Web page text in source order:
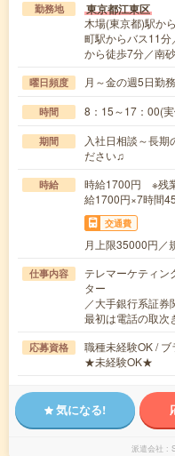
勤務地 東京都江東区
木場(東京都)駅か
町駅からバス11
から徒歩7分／南
曜日頻度 月～金の週5日勤
時間 8：15～17：00(
期間
入社日相談～長
ださい♫
時給
時給1700円 ※残
給1700円×7時間
交通費
月上限35000円／
仕事内容
テレマーケティン
ター
／大手銀行系証券
最初は電話の取
応募資格
職種未経験OK /
★未経験OK★
気になる!
派遣会社